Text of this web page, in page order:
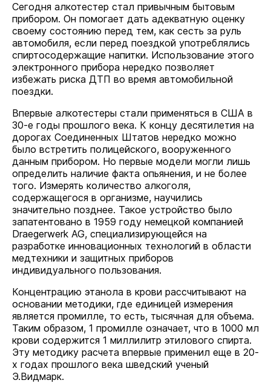
Сегодня алкотестер стал привычным бытовым
прибором. Он помогает дать адекватную оценку
своему состоянию перед тем, как сесть за руль
автомобиля, если перед поездкой употреблялись
спиртосодержащие напитки. Использование этого
электронного прибора нередко позволяет
избежать риска ДТП во время автомобильной
поездки.
Впервые алкотестеры стали применяться в США в
30-е годы прошлого века. К концу десятилетия на
дорогах Соединенных Штатов нередко можно
было встретить полицейского, вооруженного
данным прибором. Но первые модели могли лишь
определить наличие факта опьянения, и не более
того. Измерять количество алкоголя,
содержащегося в организме, научились
значительно позднее. Такое устройство было
запатентовано в 1959 году немецкой компанией
Draegerwerk AG, специализирующейся на
разработке инновационных технологий в области
медтехники и защитных приборов
индивидуального пользования.
Концентрацию этанола в крови рассчитывают на
основании методики, где единицей измерения
является промилле, то есть, тысячная для объема.
Таким образом, 1 промилле означает, что в 1000 мл
крови содержится 1 миллилитр этилового спирта.
Эту методику расчета впервые применил еще в 20-
х годах прошлого века шведский ученый
Э.Видмарк.